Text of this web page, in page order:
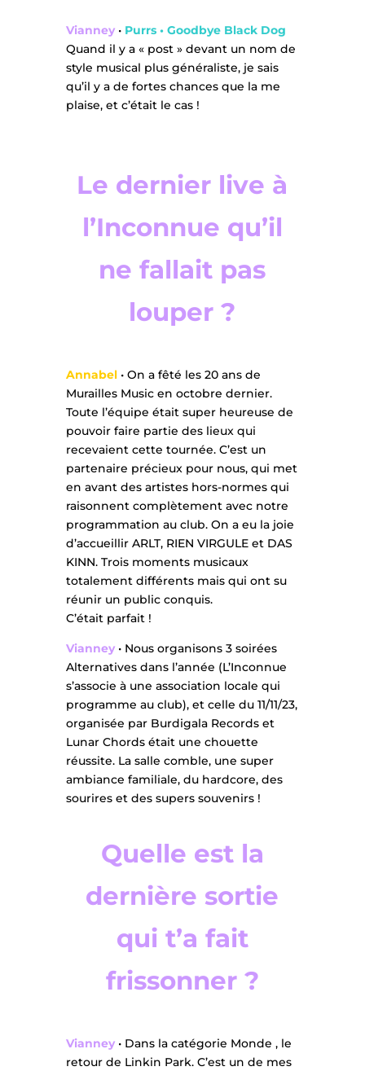
Vianney• Purrs • Goodbye Black Dog
Quand il y a « post » devant un nom de
style musical plus généraliste, je sais
qu’il y a de fortes chances que la me
plaise, et c’était le cas !
Le dernier live à
l’Inconnue qu’il
ne fallait pas
louper ?
Annabel • On a fêté les 20 ans de
Murailles Music en octobre dernier.
Toute l’équipe était super heureuse de
pouvoir faire partie des lieux qui
recevaient cette tournée. C’est un
partenaire précieux pour nous, qui met
en avant des artistes hors-normes qui
raisonnent complètement avec notre
programmation au club. On a eu la joie
d’accueillir ARLT, RIEN VIRGULE et DAS
KINN. Trois moments musicaux
totalement différents mais qui ont su
réunir un public conquis.
C’était parfait !
Vianney• Nous organisons 3 soirées
Alternatives dans l’année (L’Inconnue
s’associe à une association locale qui
programme au club), et celle du 11/11/23,
organisée par Burdigala Records et
Lunar Chords était une chouette
réussite. La salle comble, une super
ambiance familiale, du hardcore, des
sourires et des supers souvenirs !
Quelle est la
dernière sortie
qui t’a fait
frissonner ?
Vianney• Dans la catégorie Monde , le
retour de Linkin Park. C’est un de mes